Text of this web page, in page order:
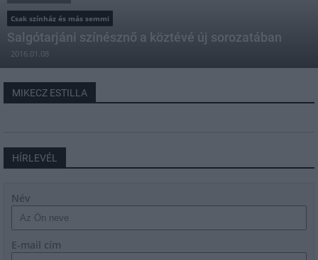
Csak színház és más semmi
Salgótarjáni színésznő a köztévé új sorozatában
2016.01.08
MIKECZ ESTILLA
HÍRLEVÉL
Név
E-mail cím